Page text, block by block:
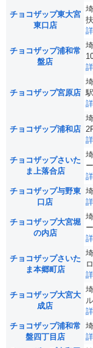
チョコザップ東大宮
東口店
チョコザップ浦和常
盤店
チョコザップ宮原店
チョコザップ浦和店
チョコザップさいた
ま上落合店
チョコザップ与野東
口店
チョコザップ大宮堀
の内店
チョコザップさいた
ま本郷町店
チョコザップ大宮大
成店
チョコザップ浦和常
盤四丁目店